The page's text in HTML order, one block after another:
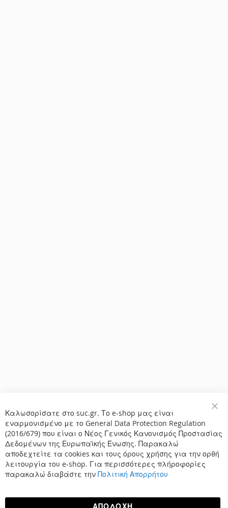
Καλωσορίσατε στο suc.gr. Το e-shop μας είναι
εναρμονισμένο με το General Data Protection Regulation
(2016/679) που είναι ο Νέος Γενικός Κανονισμός Προστασίας
Δεδομένων της Ευρωπαϊκής Ένωσης. Παρακαλώ
αποδεχτείτε τα cookies και τους όρους χρήσης για την ορθή
λειτουργία του e-shop. Για περισσότερες πλήροφορίες
παρακαλώ διαβάστε την Πολιτική Απορρήτου